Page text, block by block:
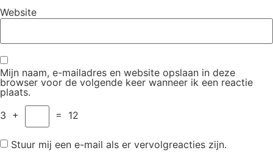
Website
Mijn naam, e-mailadres en website opslaan in deze
browser voor de volgende keer wanneer ik een reactie
plaats.
3 + = 12
Stuur mij een e-mail als er vervolgreacties zijn.